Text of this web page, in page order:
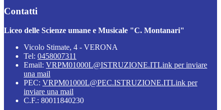
Contatti
Liceo delle Scienze umane e Musicale "C. Montanari"
Vicolo Stimate, 4 - VERONA
Tel: 0458007311
Email: VRPM01000L@ISTRUZIONE.ITLink per inviare
una mail
PEC: VRPM01000L@PEC.ISTRUZIONE.ITLink per
inviare una mail
C.F.: 80011840230